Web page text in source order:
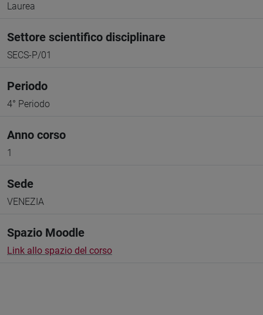
Laurea
Settore scientifico disciplinare
SECS-P/01
Periodo
4° Periodo
Anno corso
1
Sede
VENEZIA
Spazio Moodle
Link allo spazio del corso